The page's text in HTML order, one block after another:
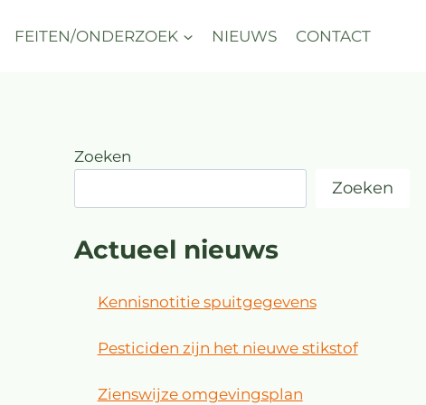
FEITEN/ONDERZOEK NIEUWS CONTACT
Zoeken
Zoeken
Actueel nieuws
Kennisnotitie spuitgegevens
Pesticiden zijn het nieuwe stikstof
Zienswijze omgevingsplan